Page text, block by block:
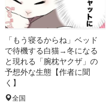
「もう寝るからね」ベッド
で待機する白猫→冬になる
と現れる「腕枕ヤクザ」の
予想外な生態【作者に聞
く】
全国